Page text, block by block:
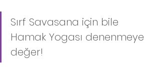
Sırf Savasana için bile
Hamak Yogası denenmeye
değer!